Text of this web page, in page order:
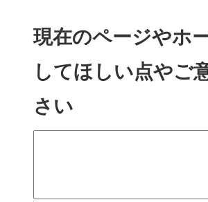
現在のページやホ
してほしい点やご
さい